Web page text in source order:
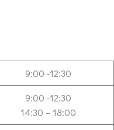
9:00 -12:30
9:00 -12:30
14:30 – 18:00